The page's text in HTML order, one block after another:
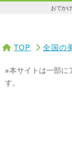
おでか
TOP 全国の
※本サイトは一部に
す。